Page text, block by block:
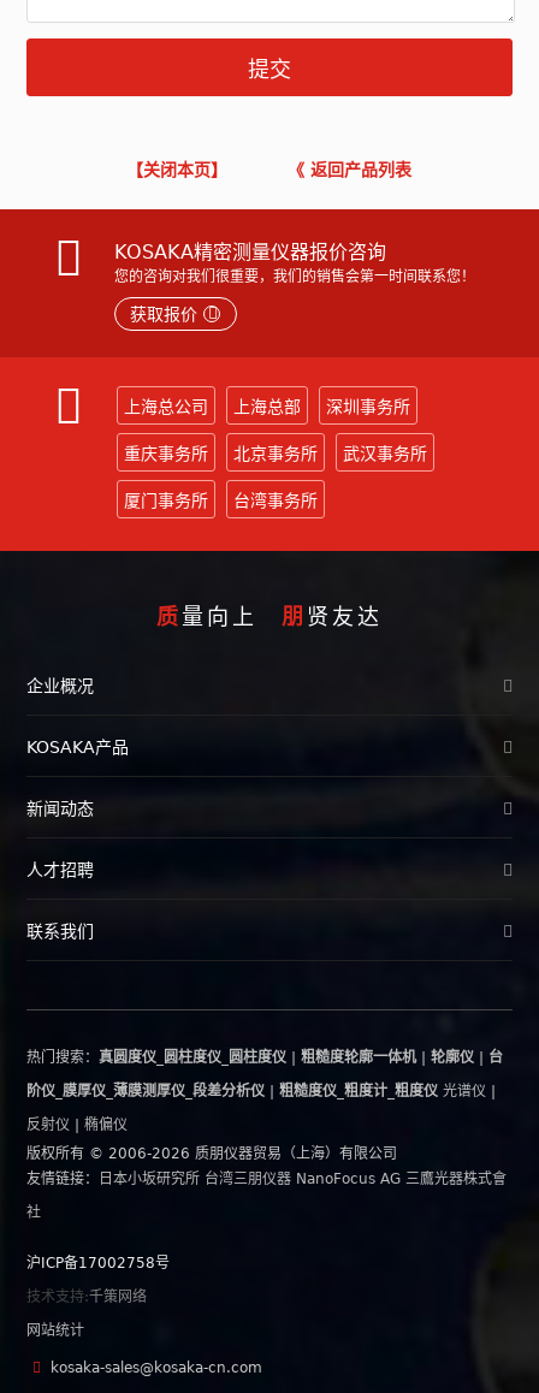
【关闭本页】 《 返回产品列表
KOSAKA精密测量仪器报价咨询
您的咨询对我们很重要，我们的销售会第一时间联系您！
获取报价
上海总公司 上海总部 深圳事务所
重庆事务所 北京事务所 武汉事务所
厦门事务所 台湾事务所
质量向上 朋 贤友达
企业概况
KOSAKA产品
新闻动态
人才招聘
联系我们
热门搜索：真圆度仪_圆柱度仪_圆柱度仪 |粗糙度轮廓一体机|轮廓仪
台
阶仪_膜厚仪_薄膜测厚仪_段差分析仪 |粗糙度仪_粗度计_粗度仪 光谱仪
反射仪 |椭偏仪
版权所有 © 2006-2026 质朋仪器贸易（上海）有限公司
友情链接：
日本小坂研究所 台湾三朋仪器 NanoFocus AG 三鷹光器株式會
社
沪ICP备17002758号
技术支持:千策网络
网站统计
kosaka-sales@kosaka-cn.com